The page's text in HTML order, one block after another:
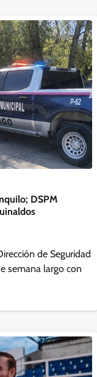
DSPM
de Seguridad
semana largo con